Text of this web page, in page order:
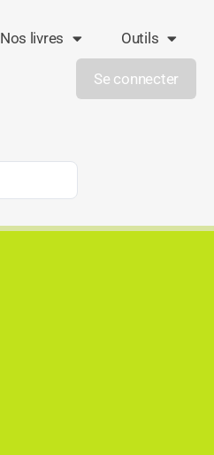
Nos livres Outils
Se connecter